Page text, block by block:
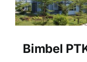
Bimbel